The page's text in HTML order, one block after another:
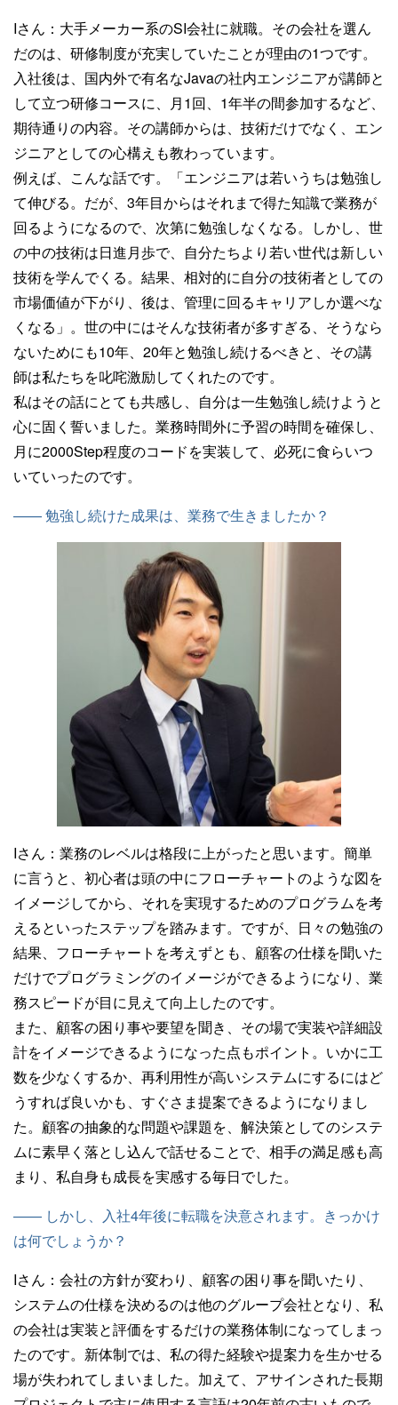
Iさん： 大手メーカー系のSI会社に就職。その会社を選ん
だのは、研修制度が充実していたことが理由の1つです。
入社後は、国内外で有名なJavaの社内エンジニアが講師と
して立つ研修コースに、月1回、1年半の間参加するなど、
期待通りの内容。その講師からは、技術だけでなく、エン
ジニアとしての心構えも教わっています。
例えば、こんな話です。「エンジニアは若いうちは勉強し
て伸びる。だが、3年目からはそれまで得た知識で業務が
回るようになるので、次第に勉強しなくなる。しかし、世
の中の技術は日進月歩で、自分たちより若い世代は新しい
技術を学んでくる。結果、相対的に自分の技術者としての
市場価値が下がり、後は、管理に回るキャリアしか選べな
くなる」。世の中にはそんな技術者が多すぎる、そうなら
ないためにも10年、20年と勉強し続けるべきと、その講
師は私たちを叱咤激励してくれたのです。
私はその話にとても共感し、自分は一生勉強し続けようと
心に固く誓いました。業務時間外に予習の時間を確保し、
月に2000Step程度のコードを実装して、必死に食らいつ
いていったのです。
—— 勉強し続けた成果は、業務で生きましたか？
Iさん： 業務のレベルは格段に上がったと思います。簡単
に言うと、初心者は頭の中にフローチャートのような図を
イメージしてから、それを実現するためのプログラムを考
えるといったステップを踏みます。ですが、日々の勉強の
結果、フローチャートを考えずとも、顧客の仕様を聞いた
だけでプログラミングのイメージができるようになり、業
務スピードが目に見えて向上したのです。
また、顧客の困り事や要望を聞き、その場で実装や詳細設
計をイメージできるようになった点もポイント。いかに工
数を少なくするか、再利用性が高いシステムにするにはど
うすれば良いかも、すぐさま提案できるようになりまし
た。顧客の抽象的な問題や課題を、解決策としてのシステ
ムに素早く落とし込んで話せることで、相手の満足感も高
まり、私自身も成長を実感する毎日でした。
—— しかし、入社4年後に転職を決意されます。きっかけ
は何でしょうか？
Iさん： 会社の方針が変わり、顧客の困り事を聞いたり、
システムの仕様を決めるのは他のグループ会社となり、私
の会社は実装と評価をするだけの業務体制になってしまっ
たのです。新体制では、私の得た経験や提案力を生かせる
場が失われてしまいました。加えて、アサインされた長期